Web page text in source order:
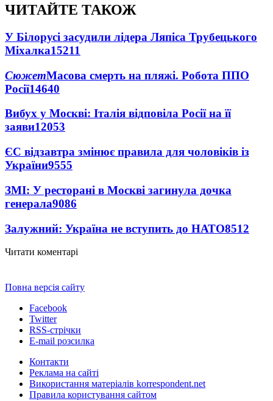
ЧИТАЙТЕ ТАКОЖ
У Білорусі засудили лідера Ляпіса Трубецького
Міхалка15211
СюжетМасова смерть на пляжі. Робота ППО
Росії14640
Вибух у Москві: Італія відповіла Росії на її
заяви12053
ЄС відзавтра змінює правила для чоловіків із
України9555
ЗМІ: У ресторані в Москві загинула дочка
генерала9086
Залужний: Україна не вступить до НАТО8512
Читати коментарі
Повна версія сайту
Facebook
Twitter
RSS-стрічки
E-mail розсилка
Контакти
Реклама на сайті
Використання матеріалів korrespondent.net
Правила користування сайтом